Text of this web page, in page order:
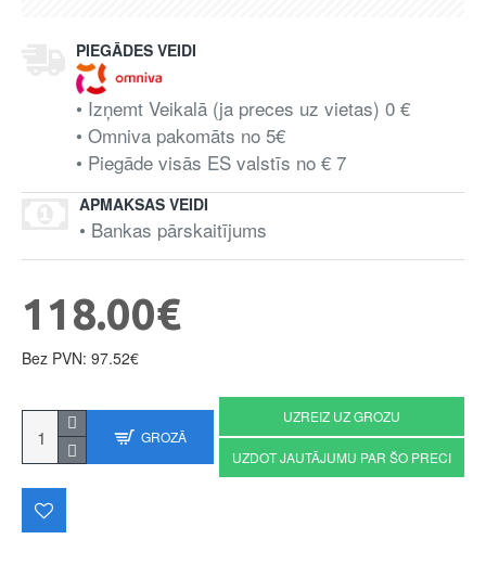
PIEGĀDES VEIDI
• Izņemt Veikalā (ja preces uz vietas) 0 €
• Omniva pakomāts no 5€
• Piegāde visās ES valstīs no € 7
APMAKSAS VEIDI
• Bankas pārskaitījums
118.00€
Bez PVN: 97.52€
GROZĀ
UZREIZ UZ GROZU
UZDOT JAUTĀJUMU PAR ŠO PRECI